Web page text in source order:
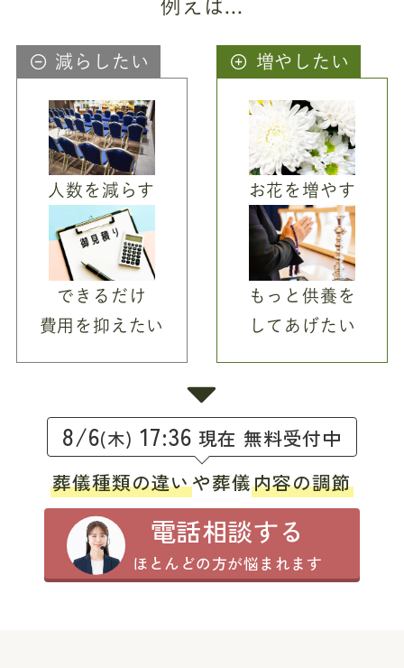
例えば...
減らしたい
人数を減らす
できるだけ
費用を抑えたい
増やしたい
お花を増やす
もっと供養を
してあげたい
8/6(木) 17:36 現在 無料受付中
葬儀種類の違いや葬儀内容の調節
電話相談する
ほとんどの方が悩まれます